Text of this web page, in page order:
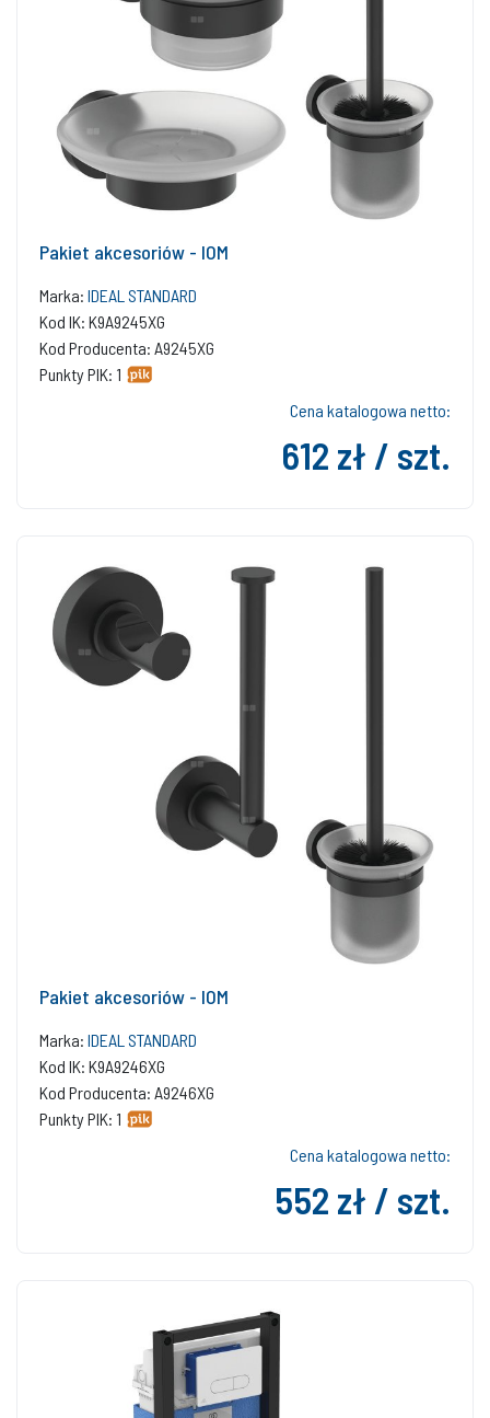
Pakiet akcesoriów - IOM
Marka: IDEAL STANDARD
Kod IK: K9A9245XG
Kod Producenta: A9245XG
Punkty PIK: 1
Cena katalogowa netto:
612 zł / szt.
Pakiet akcesoriów - IOM
Marka: IDEAL STANDARD
Kod IK: K9A9246XG
Kod Producenta: A9246XG
Punkty PIK: 1
Cena katalogowa netto:
552 zł / szt.